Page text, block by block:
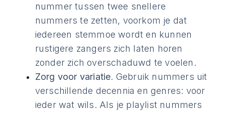
nummer tussen twee snellere
nummers te zetten, voorkom je dat
iedereen stemmoe wordt en kunnen
rustigere zangers zich laten horen
zonder zich overschaduwd te voelen.
Zorg voor variatie. Gebruik nummers uit
verschillende decennia en genres: voor
ieder wat wils. Als je playlist nummers